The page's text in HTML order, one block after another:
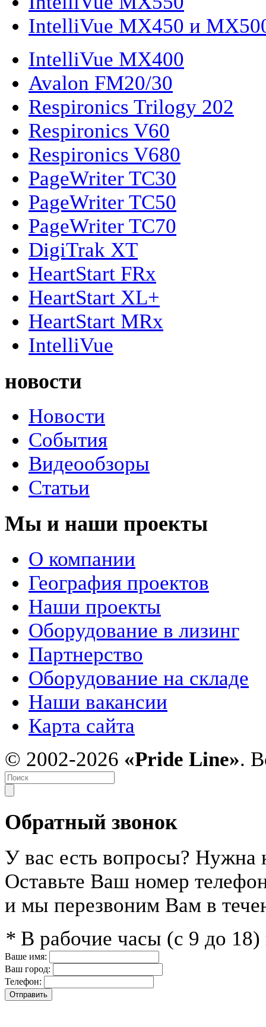
IntelliVue MX450 и
IntelliVue MX400
Avalon FM20/30
Respironics Trilogy 202
Respironics V60
Respironics V680
PageWriter TC30
PageWriter TC50
PageWriter TC70
DigiTrak XT
HeartStart FRx
HeartStart XL+
HeartStart MRx
IntelliVue
новости
Новости
События
Видеообзоры
Статьи
Мы и наши проекты
О компании
География проектов
Наши проекты
Оборудование в лизинг
Партнерство
Оборудование на складе
Наши вакансии
Карта сайта
© 2002-2026 «Pride Line».
Обратный звонок
У вас есть вопросы? Нужна
Оставьте Ваш номер
и мы перезвоним Вам в
* В рабочие часы (с 9 до
Ваше имя:
Ваш город:
Телефон: